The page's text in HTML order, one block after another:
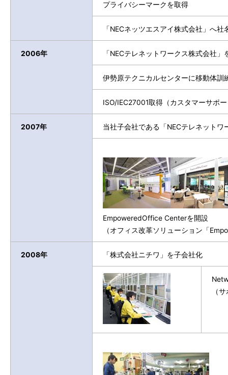
プライバシーマークを取得
「NECネッツエスアイ株式会社」へ
2006年 「NECテレネットワークス株式会社
伊勢原テクニカルセンターに移動体訓
ISO/IEC27001取得（カスタマーサポ
2007年 当社子会社である「NECテレネットワ
EmpoweredOffice Centerを開設
（オフィス改革ソリューション「
2008年 「株式会社ニチワ」を子会社化
（